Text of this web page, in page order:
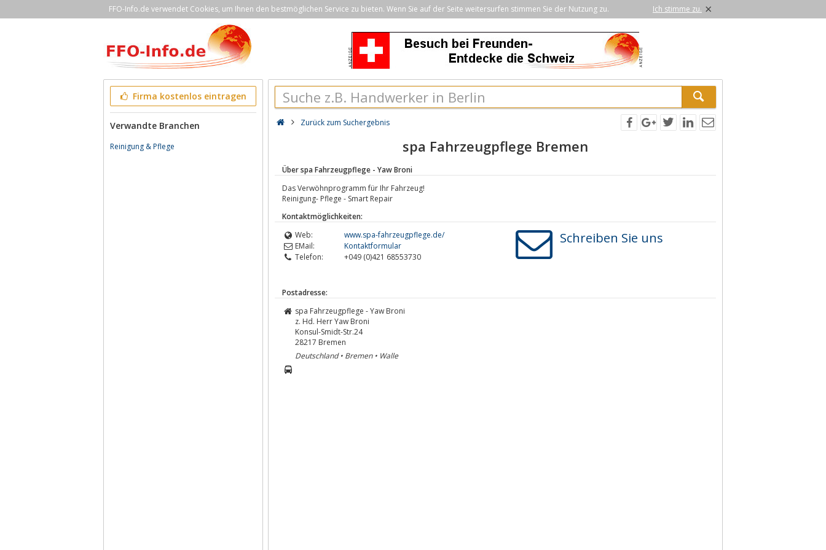
FFO-Info.de verwendet Cookies, um Ihnen den bestmöglichen Service zu bieten. Wenn Sie auf der Seite weitersurfen stimmen Sie der Nutzung zu. Ich stimme zu. ×
Firma kostenlos eintragen
Verwandte Branchen
Reinigung & Pflege
Zurück zum Suchergebnis
spa Fahrzeugpflege Bremen
Über spa Fahrzeugpflege - Yaw Broni
Das Verwöhnprogramm für Ihr Fahrzeug!
Reinigung- Pflege - Smart Repair
Kontaktmöglichkeiten:
Web:
www.spa-fahrzeugpflege.de/
EMail:
Kontaktformular
Telefon:
+049 (0)421 68553730
Schreiben Sie uns
Postadresse:
spa Fahrzeugpflege - Yaw Broni
z. Hd. Herr Yaw Broni
Konsul-Smidt-Str.24
28217 Bremen
Deutschland • Bremen • Walle